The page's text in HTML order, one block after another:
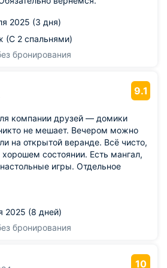
2025 (3 дня)
(С 2 спальнями)
бронирования
9.1
компании друзей — домики
не мешает. Вечером можно
на открытой веранде. Всё чисто,
состоянии. Есть мангал,
игры. Отдельное
горнолыжные трассы.
из домиков розетки
для зарядки гаджетов.
2025 (8 дней)
бронирования
10